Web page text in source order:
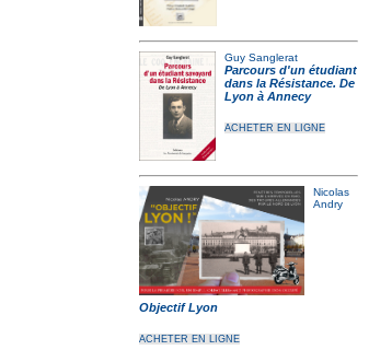
Guy Sanglerat
Parcours d'un étudiant
dans la Résistance. De
Lyon à Annecy
ACHETER EN LIGNE
Nicolas
Andry
Objectif Lyon
ACHETER EN LIGNE